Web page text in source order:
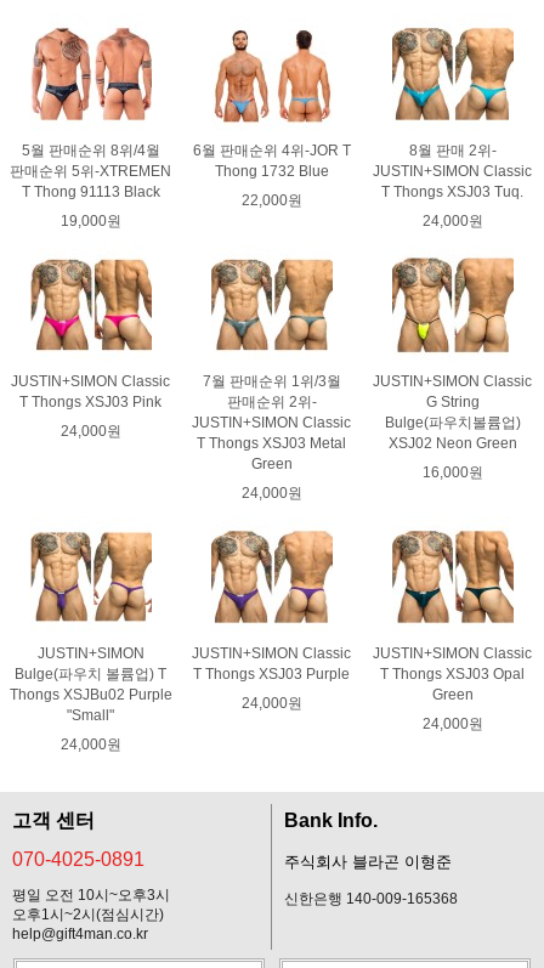
5월 판매순위 8위/4월
판매순위 5위-XTREMEN
T Thong 91113 Black
19,000원
6월 판매순위 4위-JOR T
Thong 1732 Blue
22,000원
8월 판매 2위-
JUSTIN+SIMON Classic
T Thongs XSJ03 Tuq.
24,000원
JUSTIN+SIMON Classic
T Thongs XSJ03 Pink
24,000원
7월 판매순위 1위/3월
판매순위 2위-
JUSTIN+SIMON Classic
T Thongs XSJ03 Metal
Green
24,000원
JUSTIN+SIMON Classic
G String
Bulge(파우치볼륨업)
XSJ02 Neon Green
16,000원
JUSTIN+SIMON
Bulge(파우치 볼륨업) T
Thongs XSJBu02 Purple
"Small"
24,000원
JUSTIN+SIMON Classic
T Thongs XSJ03 Purple
24,000원
JUSTIN+SIMON Classic
T Thongs XSJ03 Opal
Green
24,000원
고객 센터
070-4025-0891
평일 오전 10시~오후3시
오후1시~2시(점심시간)
help@gift4man.co.kr
Bank Info.
주식회사 블라곤 이형준
신한은행 140-009-165368